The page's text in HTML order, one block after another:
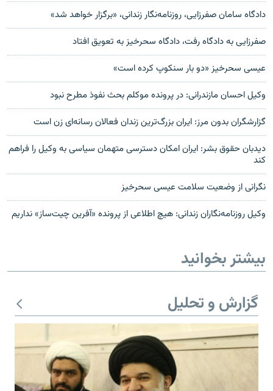
دادگاه سامان صفرزایی، روزنامه‌نگار زندانی، «برگزار خواهد شد»
صفرزایی به دادگاه رفت، دادگاه سحرخیز به تعویق افتاد
عیسی سحرخیز «دو بار سنکوپ کرده است»
وکیل احسان مازندرانی: در پرونده موکلم بحث نفوذ مطرح نبود
گزارشگران بدون مرز: ایران بزرگ‌ترین زندان فعالان رسانه‌ای زن است
دیدبان حقوق بشر: ایران امکان دسترسی متهمان سیاسی به وکیل را فراهم
کند
نگرانی از وضعیت سلامت عیسی سحرخیز
وکیل روزنامه‌نگاران زندانی: هیچ اطلاعی از پرونده «آفرین چیت‌ساز» نداریم
بیشتر بخوانید
گزارش و تحلیل